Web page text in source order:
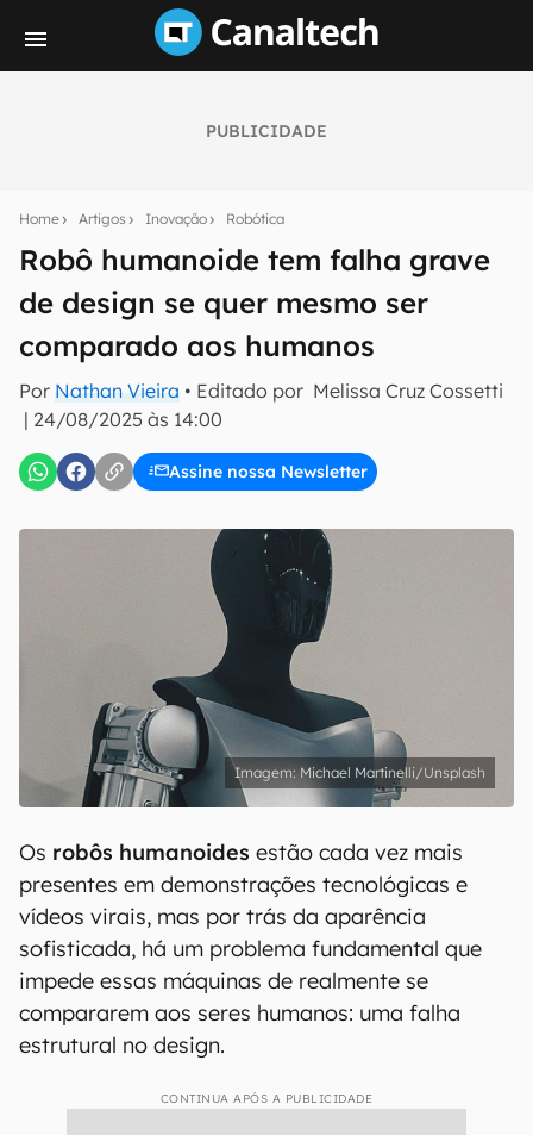
PUBLICIDADE
Home Artigos Inovação Robótica
Robô humanoide tem falha grave
de design se quer mesmo ser
comparado aos humanos
Por Nathan Vieira • Editado por Melissa Cruz Cossetti
| 24/08/2025 às 14:00
Assine nossa Newsletter
notícias e reviews sobre tecnologia em primeira
mão.
E-mail
inscreva-se
Confirmo que li, aceito e concordo com os Termos de
Uso e Política de Privacidade do Canaltech.
Michael Martinelli/Unsplash
Os robôs humanoides estão cada vez mais
presentes em demonstrações tecnológicas e
vídeos virais, mas por trás da aparência
sofisticada, há um problema fundamental que
impede essas máquinas de realmente se
compararem aos seres humanos: uma falha
estrutural no design.
CONTINUA APÓS A PUBLICIDADE